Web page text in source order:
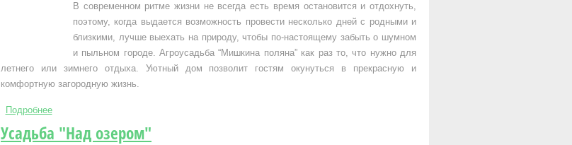
В современном ритме жизни не всегда есть время остановится и отдохнуть,
поэтому, когда выдается возможность провести несколько дней с родными и
близкими, лучше выехать на природу, чтобы по-настоящему забыть о шумном
и пыльном городе. Агроусадьба “Мишкина поляна” как раз то, что нужно для
летнего или зимнего отдыха. Уютный дом позволит гостям окунуться в прекрасную и
комфортную загородную жизнь.
Подробнеео Усадьба "Мишкина поляна"
Усадьба "Над озером"